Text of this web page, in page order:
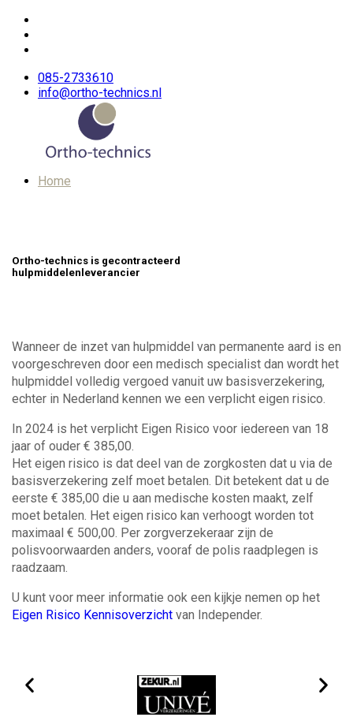
085-2733610
info@ortho-technics.nl
Home
ONS TEAM
KIJK BIJ ONS BINNEN
PROTHESEN
MAATWERK ORTHESEN
CONFECTIE ORTHESEN
SILVERRINGS
SPORT ORTHESEN/PROTHESEN
ORTHOPEDISCH CORSET
STEUNZOLEN
EPITHESE
Vergoedingen
Informatie
NIEUWS
ADELANTE & ORTHO-TECHNICS
SAMENWERKING
KLANTTEVREDENHEIDSONDERZOEK
Contact
Ortho-technics is gecontracteerd
hulpmiddelenleverancier
Wanneer de inzet van hulpmiddel van permanente aard is en
voorgeschreven door een medisch specialist dan wordt het
hulpmiddel volledig vergoed vanuit uw basisverzekering,
echter in Nederland kennen we een verplicht eigen risico.
In 2024 is het verplicht Eigen Risico voor iedereen van 18
jaar of ouder € 385,00.
Het eigen risico is dat deel van de zorgkosten dat u via de
basisverzekering zelf moet betalen. Dit betekent dat u de
eerste € 385,00 die u aan medische kosten maakt, zelf
moet betalen. Het eigen risico kan verhoogt worden tot
maximaal € 500,00. Per zorgverzekeraar zijn de
polisvoorwaarden anders, vooraf de polis raadplegen is
raadzaam.
U kunt voor meer informatie ook een kijkje nemen op het
Eigen Risico Kennisoverzicht van Independer.